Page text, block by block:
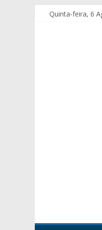
Quinta-feira, 6